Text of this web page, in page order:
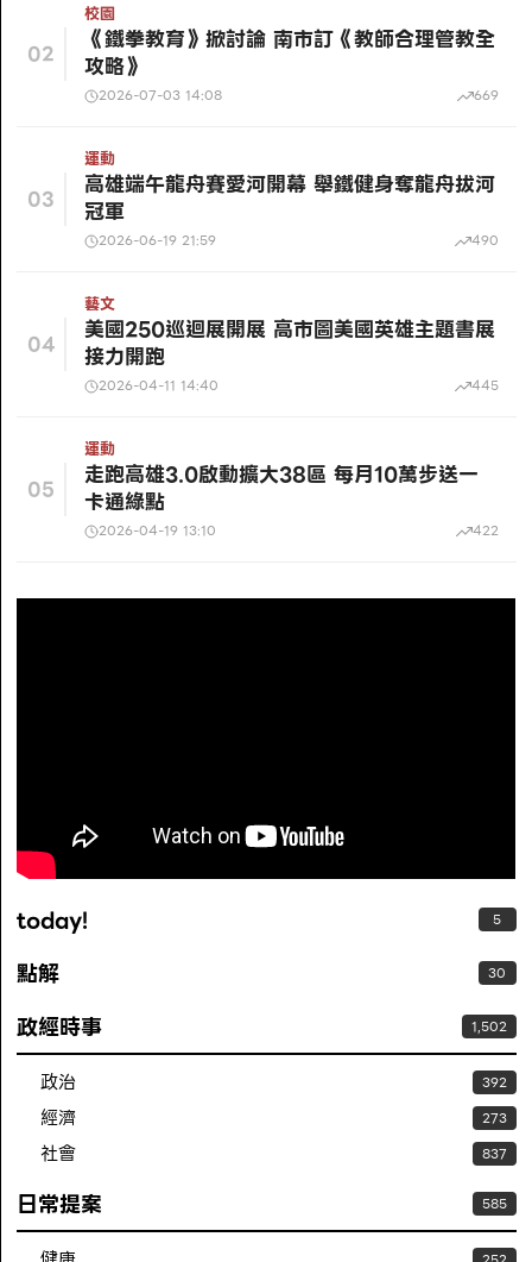
02
校園
《鐵拳教育》掀討論 南市訂《教師合理管教全
攻略》
2026-07-03 14:08 669
03
運動
高雄端午龍舟賽愛河開幕 舉鐵健身奪龍舟拔河
冠軍
2026-06-19 21:59 490
04
藝文
美國250巡迴展開展 高市圖美國英雄主題書展
接力開跑
2026-04-11 14:40 445
05
運動
走跑高雄3.0啟動擴大38區 每月10萬步送一
卡通綠點
2026-04-19 13:10 422
today! 5
點解 30
政經時事 1,502
政治 392
經濟 273
社會 837
日常提案 585